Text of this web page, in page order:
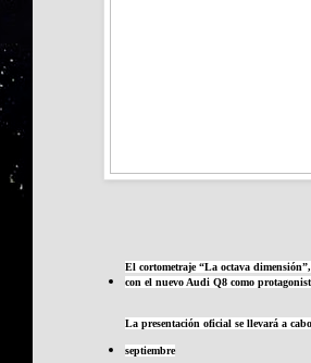
El cortometraje “La octava
con el nuevo Audi Q8 como
La presentación oficial se llevará a
septiembre